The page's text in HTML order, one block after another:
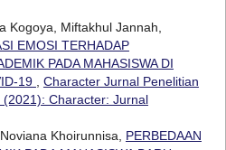
Kogoya, Miftakhul Jannah,
EMOSI TERHADAP
PADA MAHASISWA DI
19 , Character Jurnal Penelitian
(2021): Character: Jurnal
Khoirunnisa, PERBEDAAN